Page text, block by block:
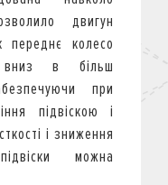
двигун
переднє колесо
вниз в більш
при
підвіскою і
і зниження
можна